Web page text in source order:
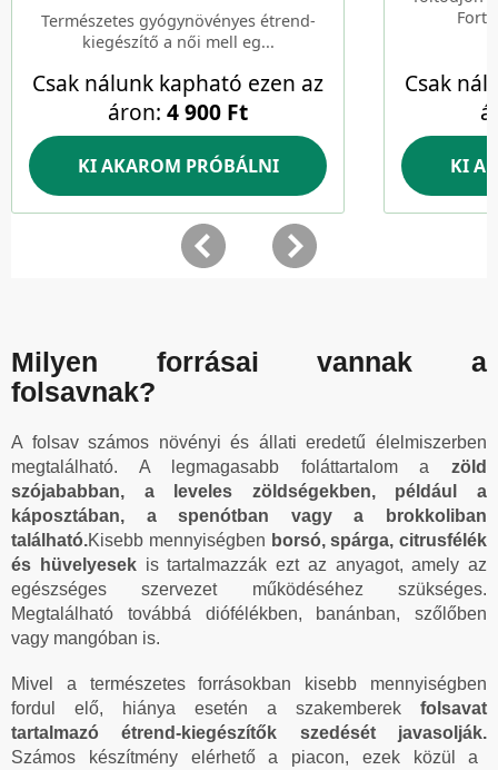
Milyen forrásai vannak a
folsavnak?
A folsav számos növényi és állati eredetű élelmiszerben
megtalálható. A legmagasabb foláttartalom a zöld
szójababban, a leveles zöldségekben, például a
káposztában, a spenótban vagy a brokkoliban
található.Kisebb mennyiségben borsó, spárga, citrusfélék
és hüvelyesekis tartalmazzák ezt az anyagot, amely az
egészséges szervezet működéséhez szükséges.
Megtalálható továbbá diófélékben, banánban, szőlőben
vagy mangóban is.
Mivel a természetes forrásokban kisebb mennyiségben
fordul elő, hiánya esetén a szakemberek folsavat
tartalmazó étrend-kiegészítők szedését javasolják.
Számos készítmény elérhető a piacon, ezek közül a